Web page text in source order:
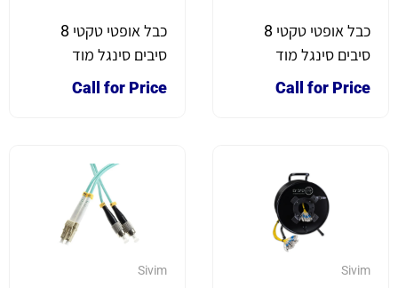
כבל אופטי טקטי 8
סיבים סינגל מוד
Call for Price
כבל אופטי טקטי 8
סיבים סינגל מוד
Call for Price
Sivim
Sivim